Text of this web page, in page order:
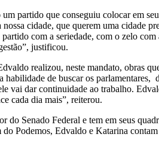
partido que conseguiu colocar em
cidade, que querem uma cidade
com a seriedade, com o zelo
justificou.
realizou, neste mandato, obras
habilidade de buscar os
vai dar continuidade ao trabalho.
cada dia mais”, reiterou.
do Senado Federal e tem em seus
do Podemos, Edvaldo e Katarina